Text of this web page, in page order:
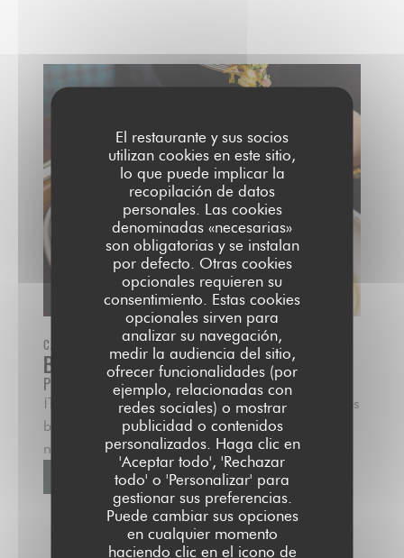
El restaurante y sus socios
utilizan cookies en este sitio,
lo que puede implicar la
recopilación de datos
personales. Las cookies
denominadas «necesarias»
son obligatorias y se instalan
por defecto. Otras cookies
opcionales requieren su
consentimiento. Estas cookies
opcionales sirven para
analizar su navegación,
medir la audiencia del sitio,
ofrecer funcionalidades (por
ejemplo, relacionadas con
redes sociales) o mostrar
publicidad o contenidos
personalizados. Haga clic en
'Aceptar todo', 'Rechazar
todo' o 'Personalizar' para
gestionar sus preferencias.
Puede cambiar sus opciones
en cualquier momento
haciendo clic en el icono de
CADA DOMINGO DE LAS 11H30 HASTA LAS 16H00
BRUNCH DOMINICAL
Precio : €29.50
¡Todos los domingos, de 11:30 a 16:00, hacemos
brunch en Public House! Ven a deleitarte con
nuestra fórmula (muy) gourmet.
MÁS INFORMACIÓN((ABRE EN UNA NUEVA VENTANA))